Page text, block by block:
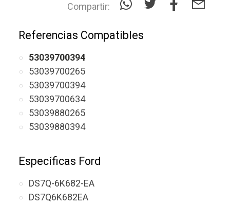
Compartir:
Referencias Compatibles
53039700394
53039700265
53039700394
53039700634
53039880265
53039880394
Específicas Ford
DS7Q-6K682-EA
DS7Q6K682EA